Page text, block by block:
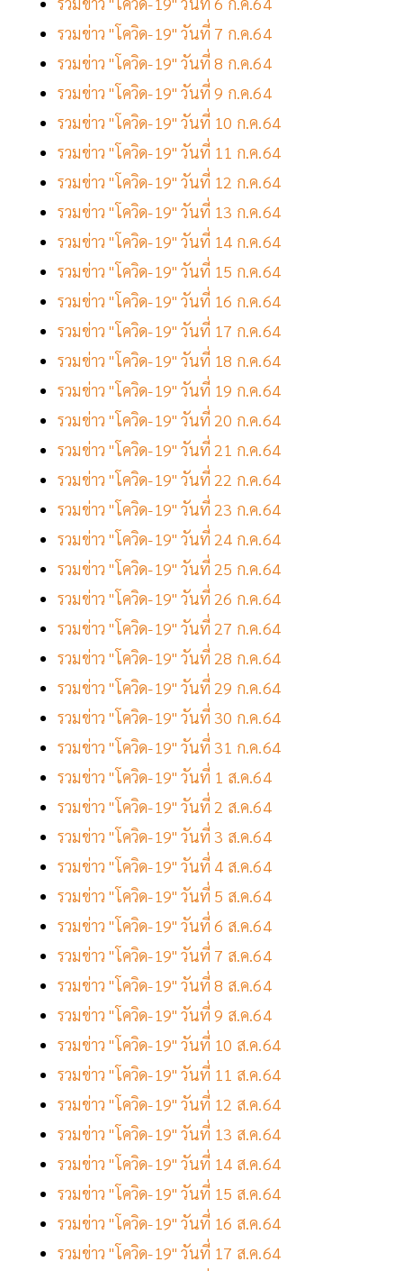
รวมข่าว "โควิด-19" วันที่ 7 ก.ค.64
รวมข่าว "โควิด-19" วันที่ 8 ก.ค.64
รวมข่าว "โควิด-19" วันที่ 9 ก.ค.64
รวมข่าว "โควิด-19" วันที่ 10 ก.ค.64
รวมข่าว "โควิด-19" วันที่ 11 ก.ค.64
รวมข่าว "โควิด-19" วันที่ 12 ก.ค.64
รวมข่าว "โควิด-19" วันที่ 13 ก.ค.64
รวมข่าว "โควิด-19" วันที่ 14 ก.ค.64
รวมข่าว "โควิด-19" วันที่ 15 ก.ค.64
รวมข่าว "โควิด-19" วันที่ 16 ก.ค.64
รวมข่าว "โควิด-19" วันที่ 17 ก.ค.64
รวมข่าว "โควิด-19" วันที่ 18 ก.ค.64
รวมข่าว "โควิด-19" วันที่ 19 ก.ค.64
รวมข่าว "โควิด-19" วันที่ 20 ก.ค.64
รวมข่าว "โควิด-19" วันที่ 21 ก.ค.64
รวมข่าว "โควิด-19" วันที่ 22 ก.ค.64
รวมข่าว "โควิด-19" วันที่ 23 ก.ค.64
รวมข่าว "โควิด-19" วันที่ 24 ก.ค.64
รวมข่าว "โควิด-19" วันที่ 25 ก.ค.64
รวมข่าว "โควิด-19" วันที่ 26 ก.ค.64
รวมข่าว "โควิด-19" วันที่ 27 ก.ค.64
รวมข่าว "โควิด-19" วันที่ 28 ก.ค.64
รวมข่าว "โควิด-19" วันที่ 29 ก.ค.64
รวมข่าว "โควิด-19" วันที่ 30 ก.ค.64
รวมข่าว "โควิด-19" วันที่ 31 ก.ค.64
รวมข่าว "โควิด-19" วันที่ 1 ส.ค.64
รวมข่าว "โควิด-19" วันที่ 2 ส.ค.64
รวมข่าว "โควิด-19" วันที่ 3 ส.ค.64
รวมข่าว "โควิด-19" วันที่ 4 ส.ค.64
รวมข่าว "โควิด-19" วันที่ 5 ส.ค.64
รวมข่าว "โควิด-19" วันที่ 6 ส.ค.64
รวมข่าว "โควิด-19" วันที่ 7 ส.ค.64
รวมข่าว "โควิด-19" วันที่ 8 ส.ค.64
รวมข่าว "โควิด-19" วันที่ 9 ส.ค.64
รวมข่าว "โควิด-19" วันที่ 10 ส.ค.64
รวมข่าว "โควิด-19" วันที่ 11 ส.ค.64
รวมข่าว "โควิด-19" วันที่ 12 ส.ค.64
รวมข่าว "โควิด-19" วันที่ 13 ส.ค.64
รวมข่าว "โควิด-19" วันที่ 14 ส.ค.64
รวมข่าว "โควิด-19" วันที่ 15 ส.ค.64
รวมข่าว "โควิด-19" วันที่ 16 ส.ค.64
รวมข่าว "โควิด-19" วันที่ 17 ส.ค.64